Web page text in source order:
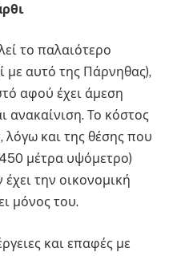
το παλαιότερο
με αυτό της Πάρνηθας),
αφού έχει άμεση
ανακαίνιση. Το κόστος
και της θέσης που
μέτρα υψόμετρο)
την οικονομική
μόνος του.
και επαφές με